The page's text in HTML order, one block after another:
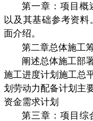
第一章：项目概
以及其基础参考资
面介绍。
第二章总体施工
阐述总体施工部
施工进度计划施工总
划劳动力配备计划主
资金需求计划
第三章：项目综